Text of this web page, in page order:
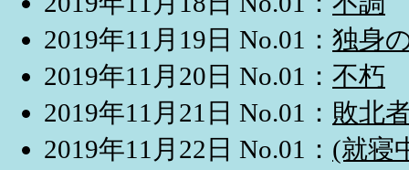
2019年11月19日 No.01： 独身
2019年11月20日 No.01： 不朽
2019年11月21日 No.01： 敗北
2019年11月22日 No.01： (就寝